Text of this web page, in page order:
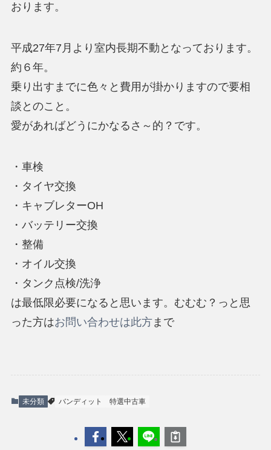
おります。
平成27年7月より室内長期不動となっております。
約６年。
乗り出すまでに色々と費用が掛かりますので要相
談とのこと。
愛があればどうにかなるさ～的？です。
・車検
・タイヤ交換
・キャブレターOH
・バッテリー交換
・整備
・オイル交換
・タンク点検/洗浄
は最低限必要になると思います。むむむ？っと思
った方はお問い合わせは此方まで
未分類 バンディット 特選中古車